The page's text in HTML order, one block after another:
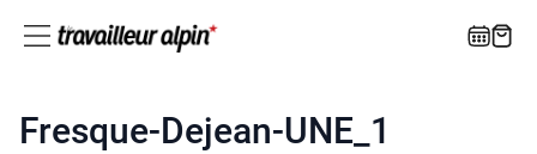
Fresque-Dejean-UNE_1